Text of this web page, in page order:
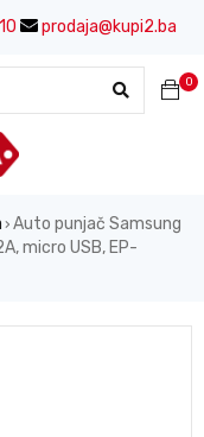
prodaja@kupi2.ba
0
› Auto punjač Samsung
micro USB, EP-